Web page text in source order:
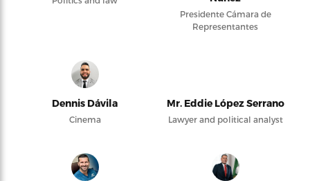
Presidente Cámara de
Representantes
Dennis Dávila
Cinema
Mr. Eddie López Serrano
Lawyer and political analyst